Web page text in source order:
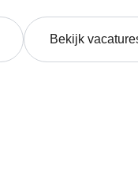
Bekijk